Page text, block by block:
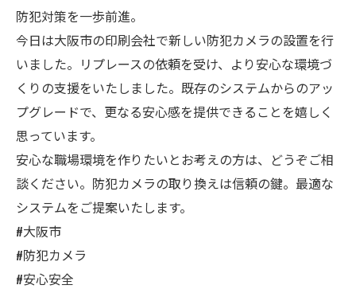
防犯対策を一歩前進。
今日は大阪市の印刷会社で新しい防犯カメラの設置を行
いました。リプレースの依頼を受け、より安心な環境づ
くりの支援をいたしました。既存のシステムからのアッ
プグレードで、更なる安心感を提供できることを嬉しく
思っています。
安心な職場環境を作りたいとお考えの方は、どうぞご相
談ください。防犯カメラの取り換えは信頼の鍵。最適な
システムをご提案いたします。
#大阪市
#防犯カメラ
#安心安全